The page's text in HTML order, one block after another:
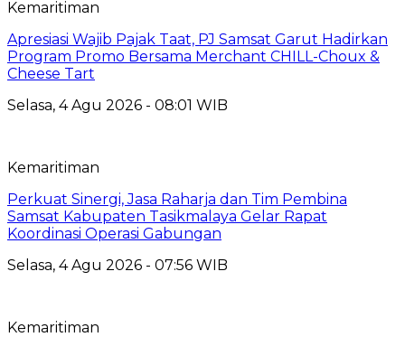
Kemaritiman
Apresiasi Wajib Pajak Taat, PJ Samsat Garut Hadirkan
Program Promo Bersama Merchant CHILL-Choux &
Cheese Tart
Selasa, 4 Agu 2026 - 08:01 WIB
Kemaritiman
Perkuat Sinergi, Jasa Raharja dan Tim Pembina
Samsat Kabupaten Tasikmalaya Gelar Rapat
Koordinasi Operasi Gabungan
Selasa, 4 Agu 2026 - 07:56 WIB
Kemaritiman